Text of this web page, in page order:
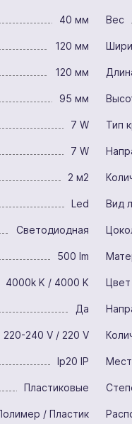
40 мм
120 мм
120 мм
95 мм
7 W
7 W
2 м2
Led
Светодиодная
500 lm
4000k K / 4000 K
Да
220-240 V / 220 V
Ip20 IP
Пластиковые
/ Пластик
Вес
Тип
Вид